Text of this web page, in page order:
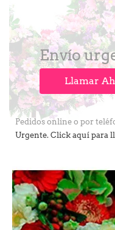
Envío
Llamar
Pedidos online o por
Urgente. Click aquí para